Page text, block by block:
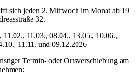
sich jeden 2. Mittwoch im Monat ab 19
32.
11.02., 11.03., 08.04., 13.05., 10.06.,
11.11. und 09.12.2026
Termin- oder Ortsverschiebung am